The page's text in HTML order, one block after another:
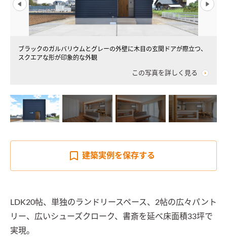
ブラックのガルバリウムとグレーの外壁に木目の玄関ドアが際立つ、
スクエアな形が印象的な外観
この写真を詳しく見る
建築実例を保存する
LDK20帖、単独のランドリースペース、2帖の広々パント
リー、広いシューズクローク、書斎を延べ床面積33坪で
実現。